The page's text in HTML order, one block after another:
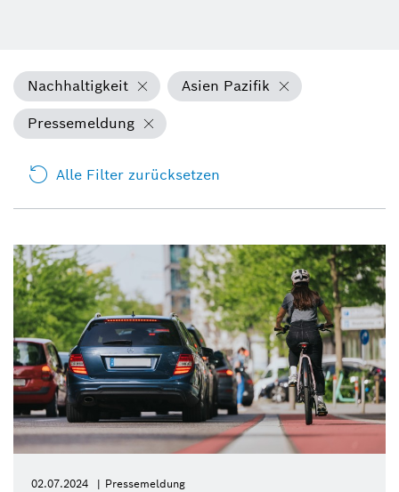
Nachhaltigkeit
Asien Pazifik
Pressemeldung
Alle Filter zurücksetzen
02.07.2024 Pressemeldung